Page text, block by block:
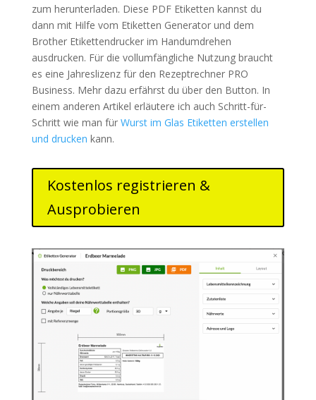
zum herunterladen. Diese PDF Etiketten kannst du
dann mit Hilfe vom Etiketten Generator und dem
Brother Etikettendrucker im Handumdrehen
ausdrucken. Für die vollumfängliche Nutzung braucht
es eine Jahreslizenz für den Rezeptrechner PRO
Business. Mehr dazu erfährst du über den Button. In
einem anderen Artikel erläutere ich auch Schritt-für-
Schritt wie man für Wurst im Glas Etiketten erstellen
und drucken kann.
Kostenlos registrieren &
Ausprobieren